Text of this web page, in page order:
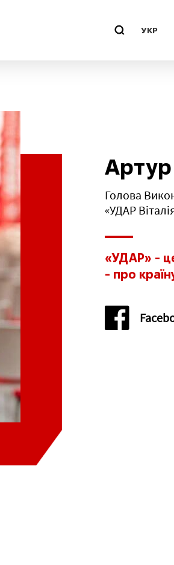
УКР
Полтавська
Рівненська
Севастополь
Тернопільська
Голова
«УДАР
«УДАР» -
- про